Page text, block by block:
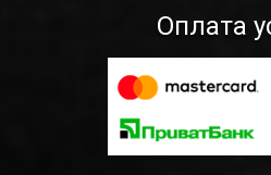
Оплата